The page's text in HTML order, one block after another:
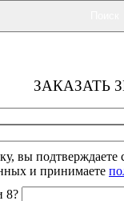
ЗАКАЗАТЬ
вы подтверждаете
и принимаете
8?